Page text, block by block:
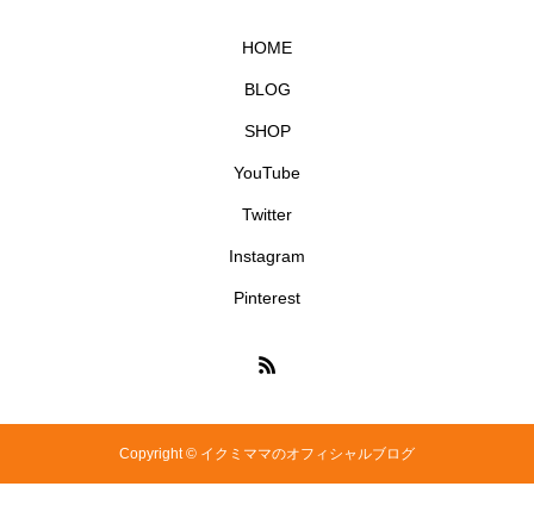
HOME
BLOG
SHOP
YouTube
Twitter
Instagram
Pinterest
Copyright © イクミママのオフィシャルブログ